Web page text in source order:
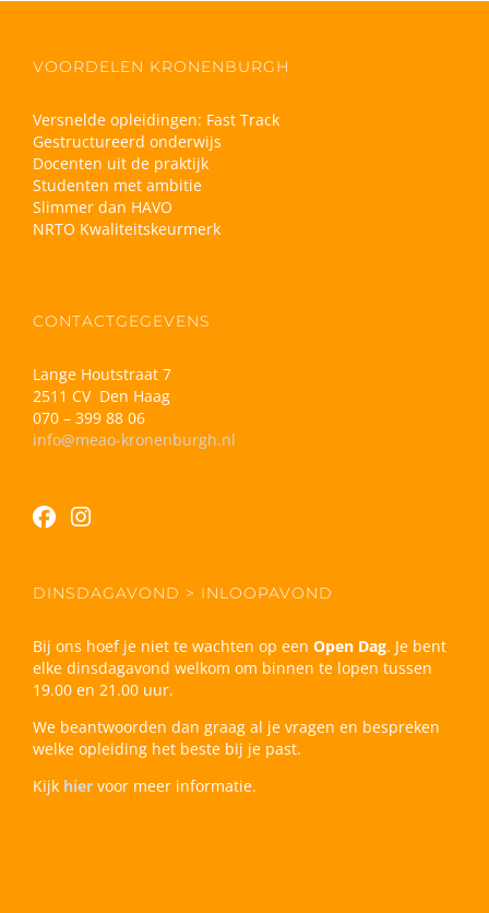
VOORDELEN KRONENBURGH
Versnelde opleidingen: Fast Track
Gestructureerd onderwijs
Docenten uit de praktijk
Studenten met ambitie
Slimmer dan HAVO
NRTO Kwaliteitskeurmerk
CONTACTGEGEVENS
Lange Houtstraat 7
2511 CV Den Haag
070 – 399 88 06
info@meao-kronenburgh.nl
DINSDAGAVOND > INLOOPAVOND
Bij ons hoef je niet te wachten op een Open Dag. Je bent
elke dinsdagavond welkom om binnen te lopen tussen
19.00 en 21.00 uur.
We beantwoorden dan graag al je vragen en bespreken
welke opleiding het beste bij je past.
Kijk hier voor meer informatie.